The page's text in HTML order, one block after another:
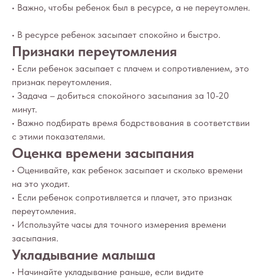
• Важно, чтобы ребенок был в ресурсе, а не переутомлен.
• В ресурсе ребенок засыпает спокойно и быстро.
Признаки переутомления
• Если ребенок засыпает с плачем и сопротивлением, это
признак переутомления.
• Задача – добиться спокойного засыпания за 10-20
минут.
• Важно подбирать время бодрствования в соответствии
с этими показателями.
Оценка времени засыпания
• Оценивайте, как ребенок засыпает и сколько времени
на это уходит.
• Если ребенок сопротивляется и плачет, это признак
переутомления.
• Используйте часы для точного измерения времени
засыпания.
Укладывание малыша
• Начинайте укладывание раньше, если видите